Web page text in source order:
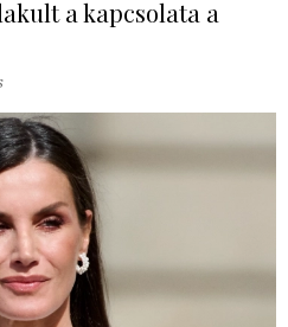
a kapcsolata a